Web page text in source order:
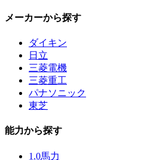
メーカーから探す
ダイキン
日立
三菱電機
三菱重工
パナソニック
東芝
能力から探す
1.0馬力